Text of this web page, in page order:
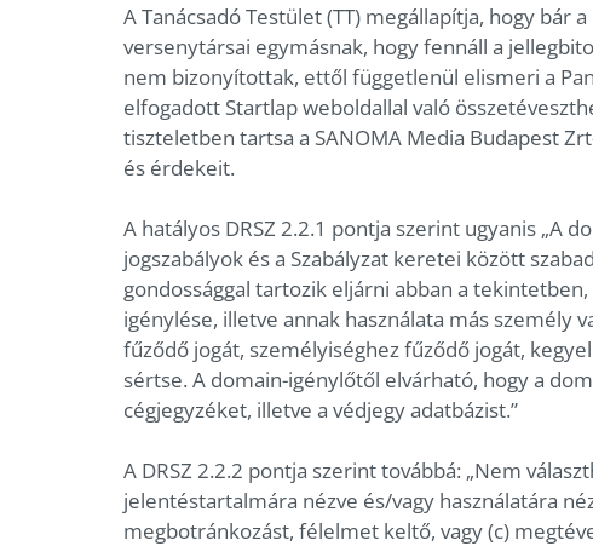
A Tanácsadó Testület (TT) megállapítja, hogy bár
versenytársai egymásnak, hogy fennáll a
nem bizonyítottak, ettől függetlenül elismeri a
elfogadott Startlap weboldallal való
tiszteletben tartsa a SANOMA Media Budapest
és érdekeit.
A hatályos DRSZ 2.2.1 pontja szerint ugyanis „A
jogszabályok és a Szabályzat keretei között
gondossággal tartozik eljárni abban a
igénylése, illetve annak használata más személy
fűződő jogát, személyiséghez fűződő jogát,
sértse. A domain-igénylőtől elvárható, hogy a
cégjegyzéket, illetve a védjegy adatbázist.”
A DRSZ 2.2.2 pontja szerint továbbá: „Nem
jelentéstartalmára nézve és/vagy használatára
megbotránkozást, félelmet keltő, vagy (c)